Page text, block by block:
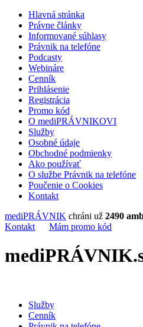
Hlavná stránka
Právne články
Informované súhlasy
Právnik na telefóne
Podcasty
Webináre
Cenník
Prihlásenie
Registrácia
Promo kód
O mediPRÁVNIKOVI
Služby
Osobné údaje
Obchodné podmienky
Ako používať
O službe Právnik na telefóne
Poučenie o Cookies
Kontakt
mediPRÁVNIK chráni už 2490
Kontakt
Mám promo kód
Služby
Cenník